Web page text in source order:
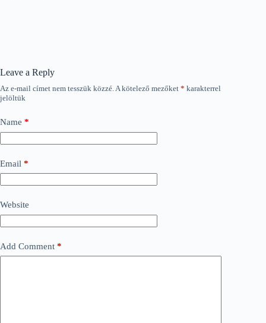
Leave a Reply
Az e-mail címet nem tesszük közzé.A kötelező mezőket * karakterrel
jelöltük
Name *
Email *
Website
Add Comment *